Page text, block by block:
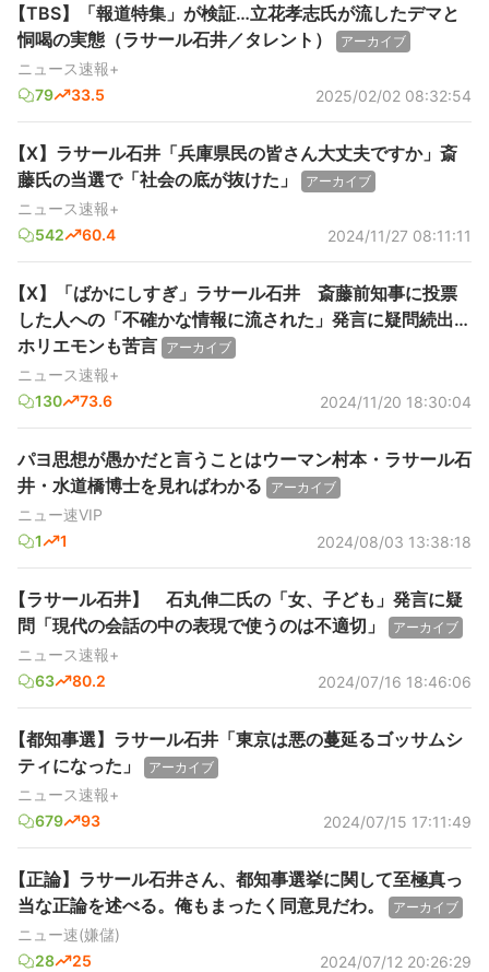
【TBS】「報道特集」が検証…立花孝志氏が流したデマと
恫喝の実態（ラサール石井／タレント）
アーカイブ
ニュース速報+
79
33.5 2025/02/02 08:32:54
【X】ラサール石井「兵庫県民の皆さん大丈夫ですか」斎
藤氏の当選で「社会の底が抜けた」
アーカイブ
ニュース速報+
542
60.4 2024/11/27 08:11:11
【X】「ばかにしすぎ」ラサール石井 斎藤前知事に投票
した人への「不確かな情報に流された」発言に疑問続出…
ホリエモンも苦言 アーカイブ
ニュース速報+
130
73.6 2024/11/20 18:30:04
パヨ思想が愚かだと言うことはウーマン村本・ラサール石
井・水道橋博士を見ればわかる
アーカイブ
ニュー速VIP
1
1 2024/08/03 13:38:18
【ラサール石井】 石丸伸二氏の「女、子ども」発言に疑
問「現代の会話の中の表現で使うのは不適切」
アーカイブ
ニュース速報+
63
80.2 2024/07/16 18:46:06
【都知事選】ラサール石井「東京は悪の蔓延るゴッサムシ
ティになった」
アーカイブ
ニュース速報+
679
93 2024/07/15 17:11:49
【正論】ラサール石井さん、都知事選挙に関して至極真っ
当な正論を述べる。俺もまったく同意見だわ。
アーカイブ
ニュー速(嫌儲)
28
25 2024/07/12 20:26:29